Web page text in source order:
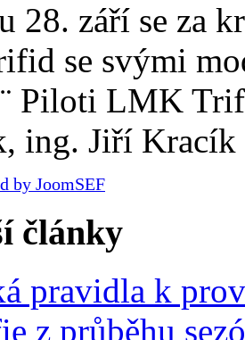
28. září se za
se svými
Piloti LMK
ing. Jiří Kracík
by JoomSEF
články
pravidla k
z průběhu